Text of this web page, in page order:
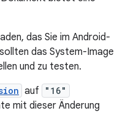
das Sie im Android-
das System-Image
und zu testen.
auf "16"
mit dieser Änderung